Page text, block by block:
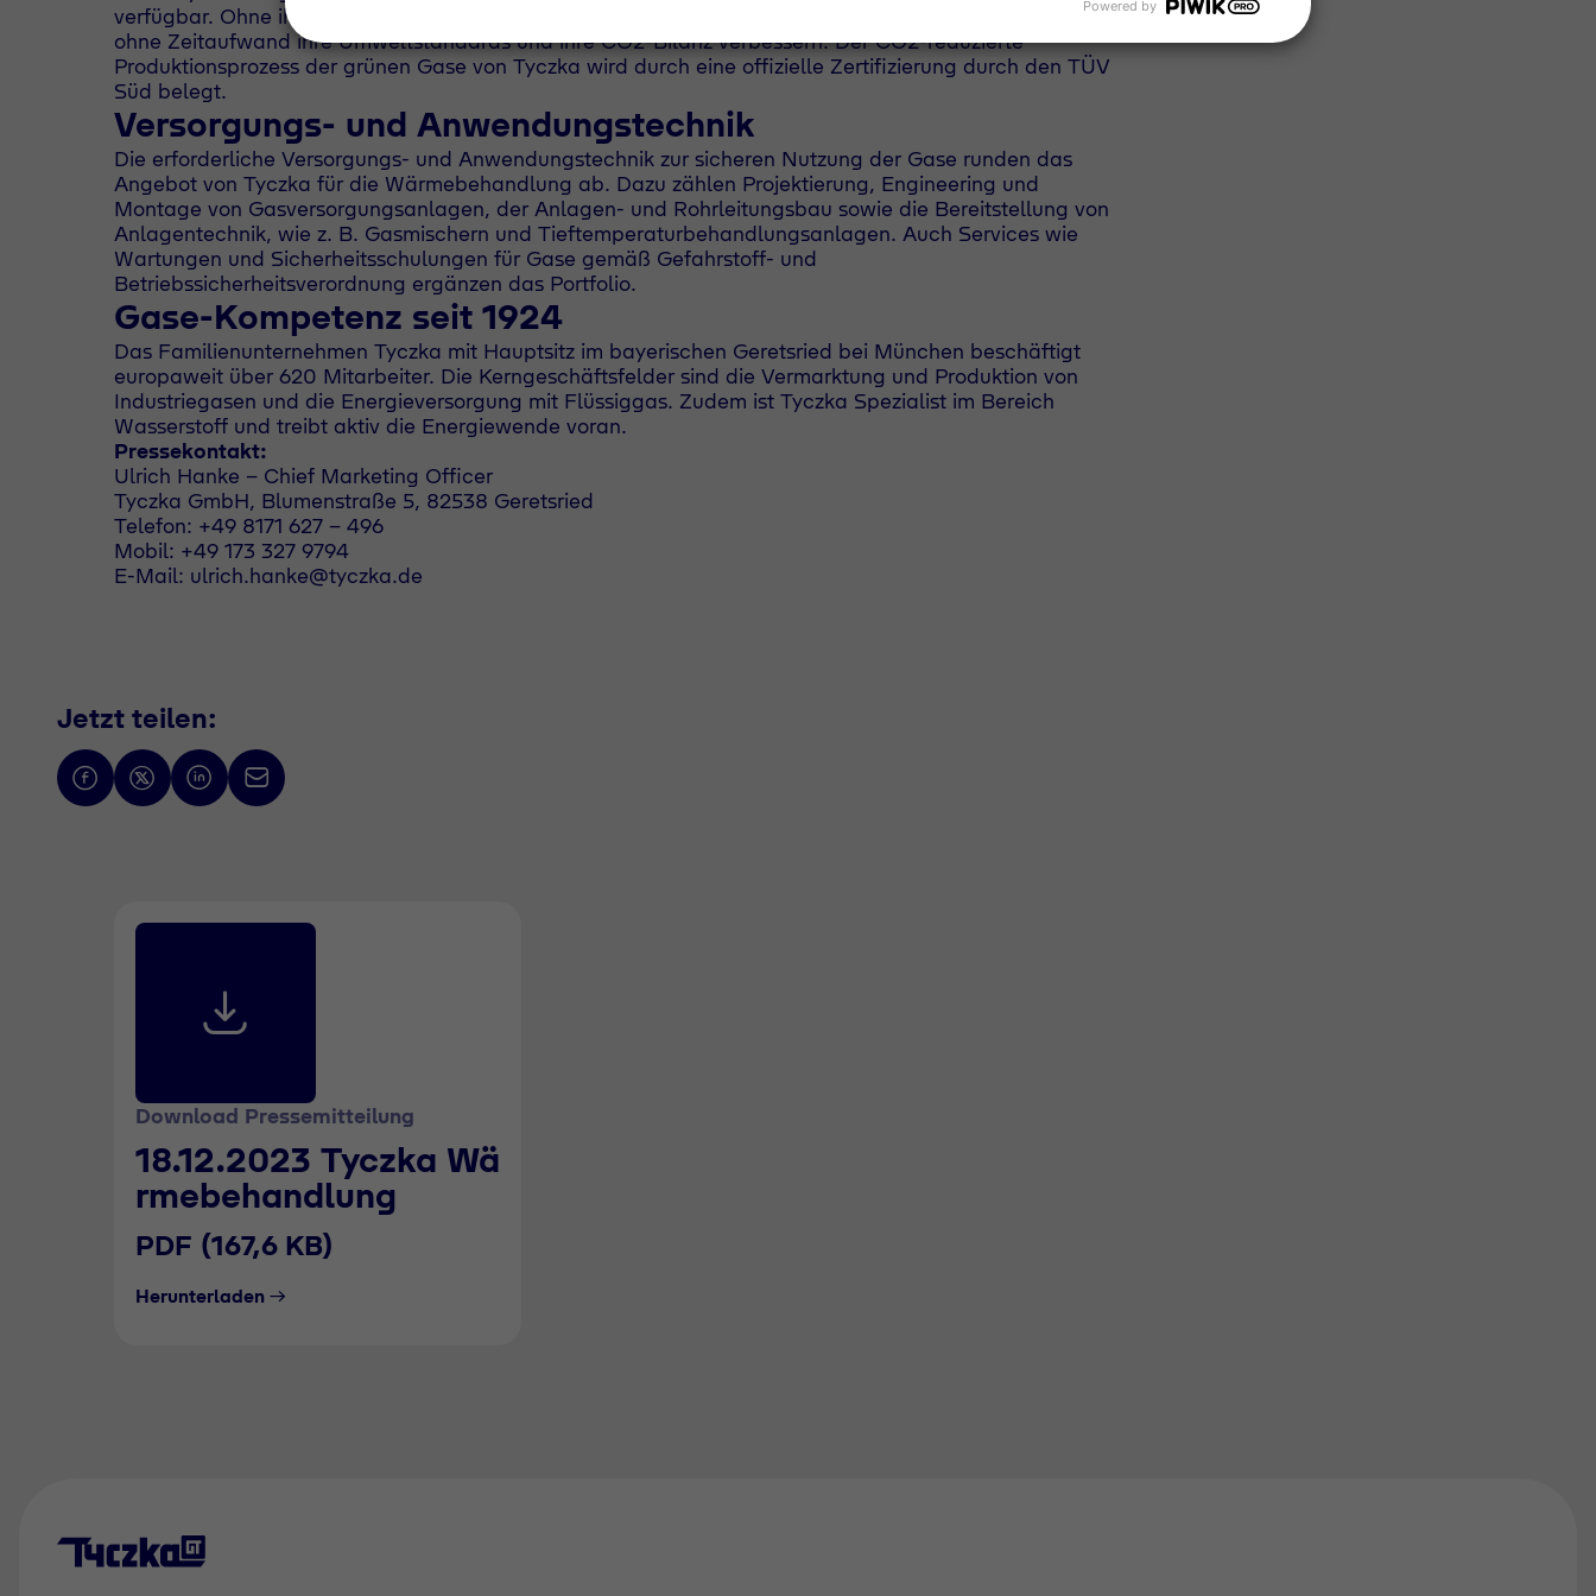
verfügbar. Ohne ihre bewährten Prozesse anpassen zu müssen, können industrielle Anwender damit
ohne Zeitaufwand ihre Umweltstandards und ihre CO2-Bilanz verbessern. Der CO2-reduzierte
Produktionsprozess der grünen Gase von Tyczka wird durch eine offizielle Zertifizierung durch den TÜV
Süd belegt.
Versorgungs- und Anwendungstechnik
Die erforderliche Versorgungs- und Anwendungstechnik zur sicheren Nutzung der Gase runden das
Angebot von Tyczka für die Wärmebehandlung ab. Dazu zählen Projektierung, Engineering und
Montage von Gasversorgungsanlagen, der Anlagen- und Rohrleitungsbau sowie die Bereitstellung von
Anlagentechnik, wie z. B. Gasmischern und Tieftemperaturbehandlungsanlagen. Auch Services wie
Wartungen und Sicherheitsschulungen für Gase gemäß Gefahrstoff- und
Betriebssicherheitsverordnung ergänzen das Portfolio.
Gase-Kompetenz seit 1924
Das Familienunternehmen Tyczka mit Hauptsitz im bayerischen Geretsried bei München beschäftigt
europaweit über 620 Mitarbeiter. Die Kerngeschäftsfelder sind die Vermarktung und Produktion von
Industriegasen und die Energieversorgung mit Flüssiggas. Zudem ist Tyczka Spezialist im Bereich
Wasserstoff und treibt aktiv die Energiewende voran.
Pressekontakt:
Ulrich Hanke - Chief Marketing Officer
Tyczka GmbH, Blumenstraße 5, 82538 Geretsried
Telefon: +49 8171 627 - 496
Mobil: +49 173 327 9794
E-Mail: ulrich.hanke@tyczka.de
Jetzt teilen:
Download Pressemitteilung
18.12.2023 Tyczka Wä
rmebehandlung
PDF (167,6 KB)
Herunterladen
Powered by